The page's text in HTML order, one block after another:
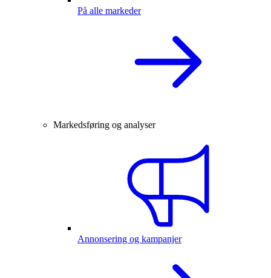
På alle markeder
Markedsføring og analyser
Annonsering og kampanjer